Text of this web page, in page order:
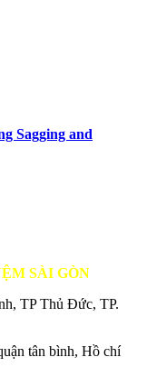
Sagging and
SÀI GÒN
TP Thủ Đức, TP.
tân bình, Hồ chí